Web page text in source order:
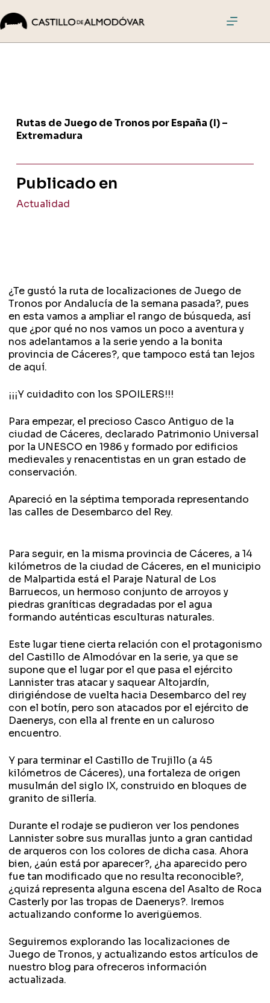
al
contenido
El
Cómo
Comprar
entradas
Rutas de Juego de Tronos por España (I) –
Extremadura
Publicado en
Actualidad
¿Te gustó la ruta de localizaciones de Juego de
Tronos por Andalucía de la semana pasada?, pues
en esta vamos a ampliar el rango de búsqueda, así
que ¿por qué no nos vamos un poco a aventura y
nos adelantamos a la serie yendo a la bonita
provincia de Cáceres?, que tampoco está tan lejos
de aquí.
¡¡¡Y cuidadito con los SPOILERS!!!
Para empezar, el precioso Casco Antiguo de la
ciudad de Cáceres, declarado Patrimonio Universal
por la UNESCO en 1986 y formado por edificios
medievales y renacentistas en un gran estado de
conservación.
Apareció en la séptima temporada representando
las calles de Desembarco del Rey.
Para seguir, en la misma provincia de Cáceres, a 14
kilómetros de la ciudad de Cáceres, en el municipio
de Malpartida está el Paraje Natural de Los
Barruecos, un hermoso conjunto de arroyos y
piedras graníticas degradadas por el agua
formando auténticas esculturas naturales.
Este lugar tiene cierta relación con el protagonismo
del Castillo de Almodóvar en la serie, ya que se
supone que el lugar por el que pasa el ejército
Lannister tras atacar y saquear Altojardín,
dirigiéndose de vuelta hacia Desembarco del rey
con el botín, pero son atacados por el ejército de
Daenerys, con ella al frente en un caluroso
encuentro.
Y para terminar el Castillo de Trujillo (a 45
kilómetros de Cáceres), una fortaleza de origen
musulmán del siglo IX, construido en bloques de
granito de sillería.
Durante el rodaje se pudieron ver los pendones
Lannister sobre sus murallas junto a gran cantidad
de arqueros con los colores de dicha casa. Ahora
bien, ¿aún está por aparecer?, ¿ha aparecido pero
fue tan modificado que no resulta reconocible?,
¿quizá representa alguna escena del Asalto de Roca
Casterly por las tropas de Daenerys?. Iremos
actualizando conforme lo averigüemos.
Seguiremos explorando las localizaciones de
Juego de Tronos, y actualizando estos artículos de
nuestro blog para ofreceros información
actualizada.